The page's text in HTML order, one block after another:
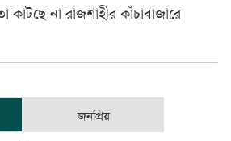
কাটছে না রাজশাহীর কাঁচাবাজারে
জনপ্রিয়